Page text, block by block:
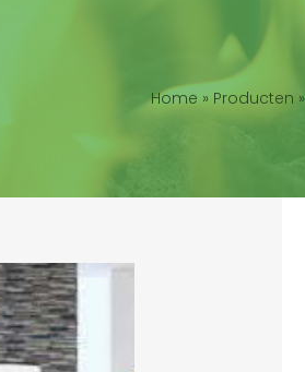
Home»Producten »